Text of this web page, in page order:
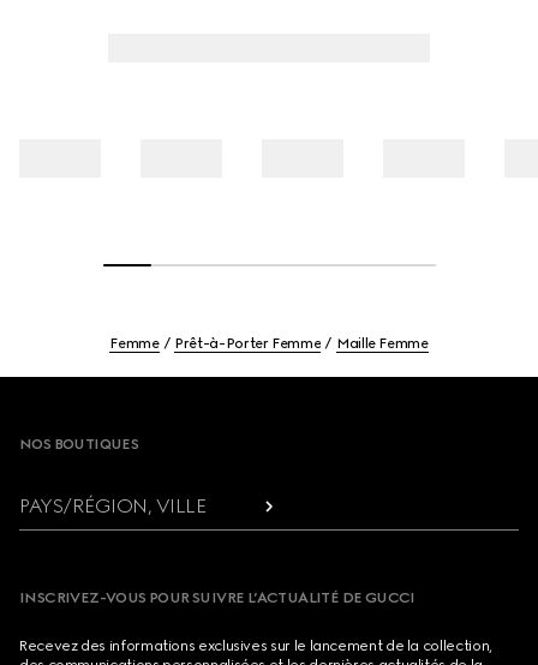
Femme Prêt-à-Porter Femme Maille Femme
NOS BOUTIQUES
PAYS/RÉGION, VILLE
INSCRIVEZ-VOUS POUR SUIVRE L’ACTUALITÉ DE GUCCI
Recevez des informations exclusives sur le lancement de la collection,